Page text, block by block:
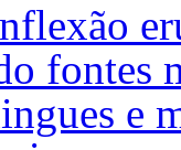
fontes
e